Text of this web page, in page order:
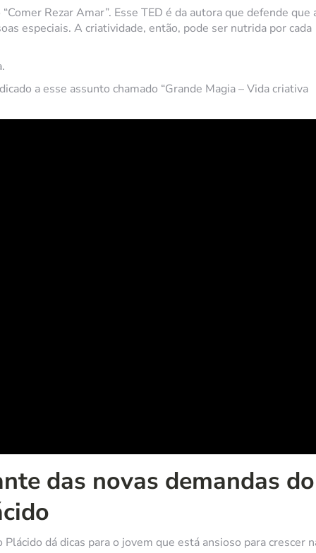
Rezar Amar”. Esse TED é da autora que defende que
especiais. A criatividade, então, pode ser nutrida por cada
a esse assunto chamado “Grande Magia – Vida criativa
das novas demandas do
dá dicas para o jovem que está ansioso para crescer